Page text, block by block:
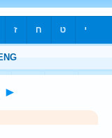
►